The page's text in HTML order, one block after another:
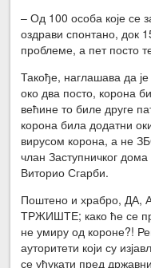
– Од 100 особа које се
оздрави спонтано, док
проблеме, а пет посто
Такође, наглашава да
око два посто, корона
већине то биле друге
корона била додатни
вирусом корона, а не
члан Заступничког
Виторио Сгарби.
Поштено и храбро,
ТРЖИШТЕ; како ће се
не умиру од короне?!
ауторитети који су
се ућукати пред